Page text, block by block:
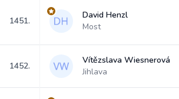
1451.
David Henzl
Most
1452.
Vítězslava Wiesnerová
Jihlava